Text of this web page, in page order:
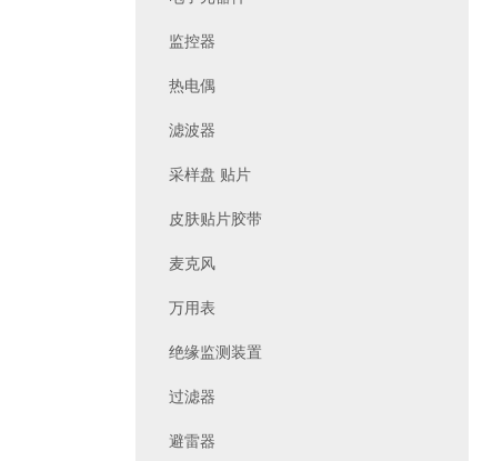
监控器
热电偶
滤波器
采样盘 贴片
皮肤贴片胶带
麦克风
万用表
绝缘监测装置
过滤器
避雷器